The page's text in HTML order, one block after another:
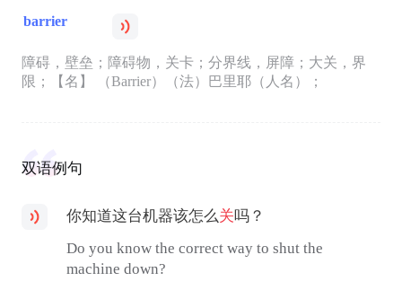
barrier
障碍，壁垒；障碍物，关卡；分界线，屏障；大关，界
限；【名】 （Barrier）（法）巴里耶（人名）；
双语例句
你知道这台机器该怎么关吗？
Do you know the correct way to shut the
machine down?